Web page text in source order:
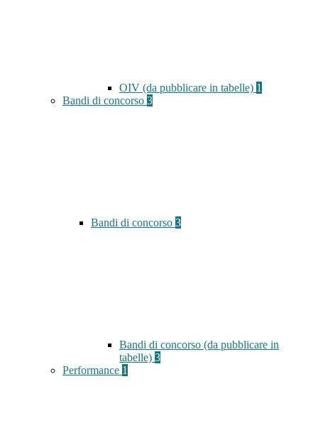
OIV (da pubblicare in tabelle) 1
Bandi di concorso 3
Bandi di concorso 3
Bandi di concorso (da pubblicare in
tabelle) 3
Performance 1